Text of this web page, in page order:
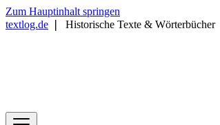
Zum Hauptinhalt springen
textlog.de
Historische Texte & Wörterbücher